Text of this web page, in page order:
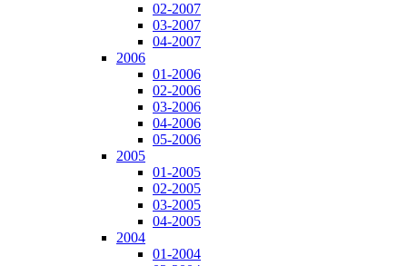
02-2007
03-2007
04-2007
2006
01-2006
02-2006
03-2006
04-2006
05-2006
2005
01-2005
02-2005
03-2005
04-2005
2004
01-2004